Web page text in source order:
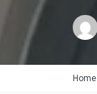
Home